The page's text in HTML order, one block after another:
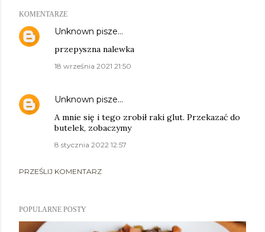
KOMENTARZE
Unknown pisze…
przepyszna nalewka
18 września 2021 21:50
Unknown pisze…
A mnie się i tego zrobił raki glut. Przekazać do
butelek, zobaczymy
8 stycznia 2022 12:57
PRZEŚLIJ KOMENTARZ
POPULARNE POSTY